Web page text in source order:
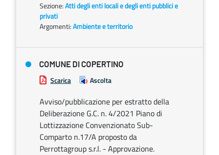
Sezione:Atti degli enti locali e degli enti pubblici e
privati
Argomenti:Ambiente e territorio
COMUNE DI COPERTINO
Scarica Ascolta
Avviso/pubblicazione per estratto della
Deliberazione G.C. n. 4/2021 Piano di
Lottizzazione Convenzionato Sub-
Comparto n.17/A proposto da
Perrottagroup s.r.l. - Approvazione.